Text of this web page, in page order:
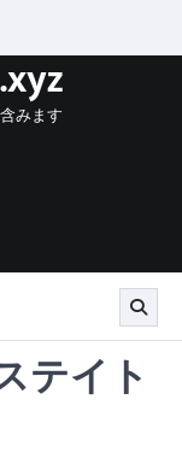
みます
テイト